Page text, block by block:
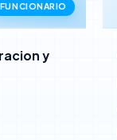
FUNCIONARIO
y